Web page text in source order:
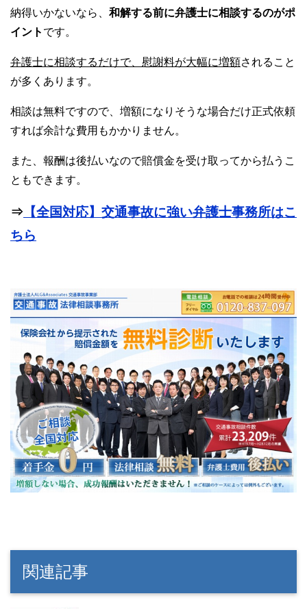
納得いかないなら、 和解する前に弁護士に相談するのがポ
イント です。
弁護士に相談するだけで、慰謝料が大幅に増額されること
が多くあります。
相談は無料ですので、増額になりそうな場合だけ正式依頼
すれば余計な費用もかかりません。
また、報酬は後払いなので賠償金を受け取ってから払うこ
ともできます。
⇒ 【全国対応】交通事故に強い弁護士事務所はこ
ちら
関連記事